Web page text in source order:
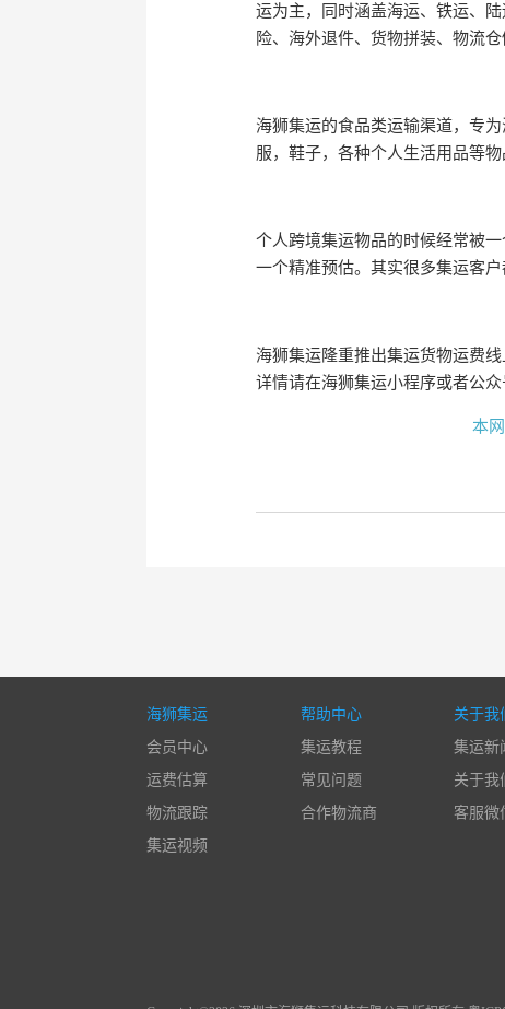
运为主，同时涵盖海运、铁运、
险、海外退件、货物拼装、物流
海狮集运的食品类运输渠道，专
服，鞋子，各种个人生活用品等物
个人跨境集运物品的时候经常被
一个精准预估。其实很多集运客
海狮集运隆重推出集运货物运费
详情请在海狮集运小程序或者公
本
海狮集运
会员中心
运费估算
物流跟踪
集运视频
帮助中心
集运教程
常见问题
合作物流商
关于我
集运新
关于我
客服微